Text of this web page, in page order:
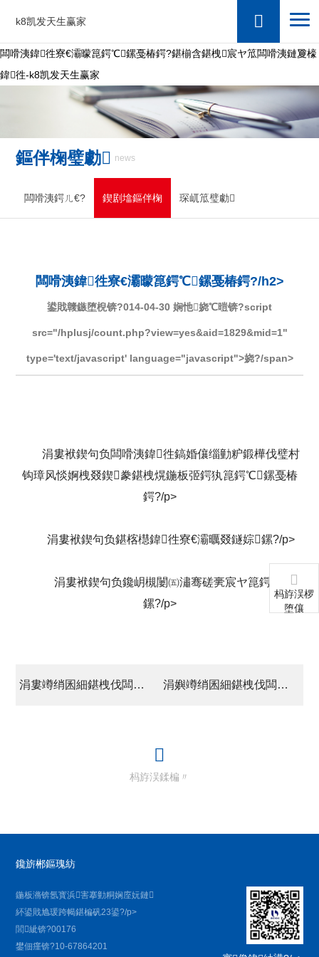
闆嗗洟鍏徃寮€灞曚箟鍔℃鏍戞椿鍔?鍖椾含鍖栧宸ヤ笟闆嗗洟鏈夐檺
鍏徃-k8凯发天生赢家
k8凯发天生赢家
鏂伴椈璧勮 news
闆嗗洟鍔ㄦ€? 鍥剧墖鏂伴椈 琛屼笟璧勮
闆嗗洟鍏徃寮€灞曚箟鍔℃鏍戞椿鍔?/h2>
鍙戝竷鏃堕棿锛?014-04-30 娴忚娆℃暟锛?script
src="/hplusj/count.php?view=yes&aid=1829&mid=1"
type='text/javascript' language="javascript">娆?/span>
涓婁袱鍥句负闆嗗洟鍏徃鎬婚儴缁勭粐鍛樺伐璧村
钩璋风惔婀栧叕鍥豢鍖栧熀鍦板弬鍔犱箟鍔℃鏍戞椿
鍔?/p>
涓婁袱鍥句负鍖楁櫘鍏徃寮€灞曞叕鐩婃鏍?/p>
涓婁袱鍥句负鑱岄槻闄㈤潚骞磋亴宸ヤ箟鍔℃
鏍?/p>
涓婁竴绡囷細鍖栧伐闆嗗洟鑱屽伐瓒ｅ懗杩愬姩浼?/a> 涓嬩竴绡囷細鍖栧伐闆嗗洟涓惧姙寤鸿鍚堝悓绠＄悊鍩硅鐝?/a>
杩斿洖鍒楄〃
杩斿洖椤
堕儴
鑱旂郴鏂瑰紡
鍦板潃锛氬寳浜害搴勭粡娴庢妧鏈
紑鍙戝尯瑗跨幆鍖楄矾23鍙?/p>
閭紪锛?00176
鐢佃瘽锛?10-67864201